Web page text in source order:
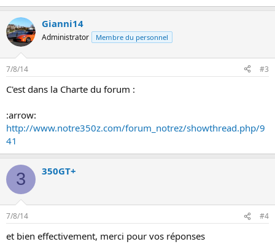
Gianni14
Administrator Membre du personnel
7/8/14 #3
C'est dans la Charte du forum :
:arrow:
http://www.notre350z.com/forum_notrez/showthread.php/9
41
3 350GT+
7/8/14 #4
et bien effectivement, merci pour vos réponses